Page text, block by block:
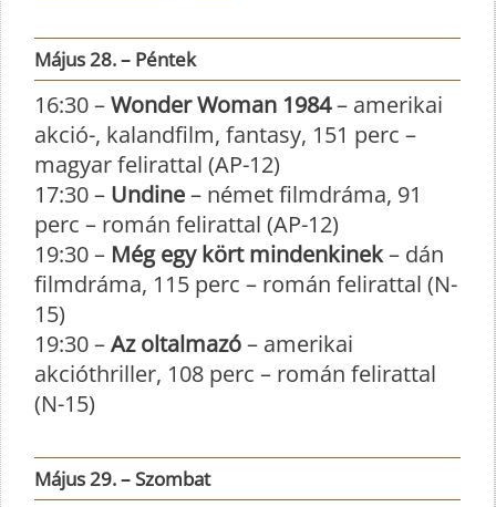
Május 28. – Péntek
16:30 –Wonder Woman 1984– amerikai
akció-, kalandfilm, fantasy, 151 perc –
magyar felirattal (AP-12)
17:30 – Undine– német filmdráma, 91
perc – román felirattal (AP-12)
19:30 – Még egy kört mindenkinek– dán
filmdráma, 115 perc – román felirattal (N-
15)
19:30 –Az oltalmazó– amerikai
akcióthriller, 108 perc – román felirattal
(N-15)
Május 29. – Szombat